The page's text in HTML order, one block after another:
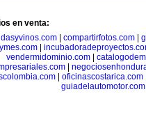
en venta:
| compartirfotos.com|
vendermidominio.com|
|
| oficinascostarica.com
guiadelautomotor.com